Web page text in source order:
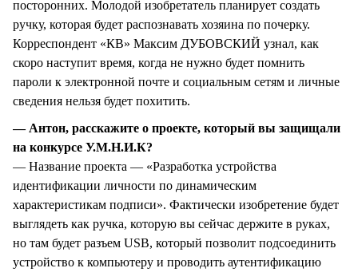
посторонних. Молодой изобретатель планирует создать
ручку, которая будет распознавать хозяина по почерку.
Корреспондент «КВ» Максим ДУБОВСКИЙ узнал, как
скоро наступит время, когда не нужно будет помнить
пароли к электронной почте и социальным сетям и личные
сведения нельзя будет похитить.
— Антон, расскажите о проекте, который вы защищали
на конкурсе У.М.Н.И.К?
— Название проекта — «Разработка устройства
идентификации личности по динамическим
характеристикам подписи». Фактически изобретение будет
выглядеть как ручка, которую вы сейчас держите в руках,
но там будет разъем USB, который позволит подсоединить
устройство к компьютеру и проводить аутентификацию